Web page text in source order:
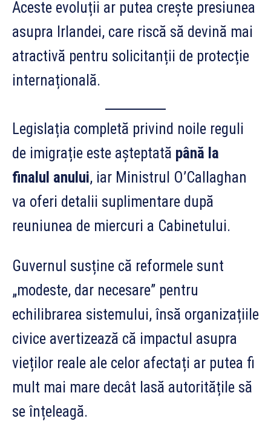
Aceste evoluții ar putea crește presiunea
asupra Irlandei, care riscă să devină mai
atractivă pentru solicitanții de protecție
internațională.
Legislația completă privind noile reguli
de imigrație este așteptată până la
finalul anului, iar Ministrul O’Callaghan
va oferi detalii suplimentare după
reuniunea de miercuri a Cabinetului.
Guvernul susține că reformele sunt
„modeste, dar necesare” pentru
echilibrarea sistemului, însă organizațiile
civice avertizează că impactul asupra
vieților reale ale celor afectați ar putea fi
mult mai mare decât lasă autoritățile să
se înțeleagă.